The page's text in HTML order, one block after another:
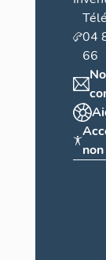
04
66